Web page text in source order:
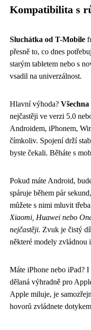
Kompatibilita s
Sluchátka od T-Mobile
přesně to, co dnes
starým tabletem nebo s
vsadil na univerzálnost.
Hlavní výhoda?
nejčastěji ve verzi 5.0
Androidem, iPhonem,
čímkoliv. Spojení drží
byste čekali. Běháte s
Pokud máte Android,
spáruje během pár
můžete s nimi mluvit
Xiaomi, Huawei nebo
nejčastěji. Zvuk je čistý
některé modely zvládnou
Máte iPhone nebo iPad? I
dělaná výhradně pro
Apple miluje, je
hovorů zvládnete